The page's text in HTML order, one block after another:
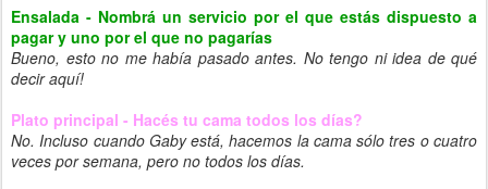
Ensalada - Nombrá un servicio por el que estás dispuesto a
pagar y uno por el que no pagarías
Bueno, esto no me había pasado antes. No tengo ni idea de qué
decir aquí!
Plato principal - Hacés tu cama todos los días?
No. Incluso cuando Gaby está, hacemos la cama sólo tres o cuatro
veces por semana, pero no todos los días.